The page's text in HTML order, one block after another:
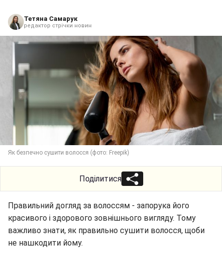
Тетяна Самарук
редактор стрічки новин
Як безпечно сушити волосся (фото: Freepik)
Поділитися
Правильний догляд за волоссям - запорука його
красивого і здорового зовнішнього вигляду. Тому
важливо знати, як правильно сушити волосся, щоби
не нашкодити йому.